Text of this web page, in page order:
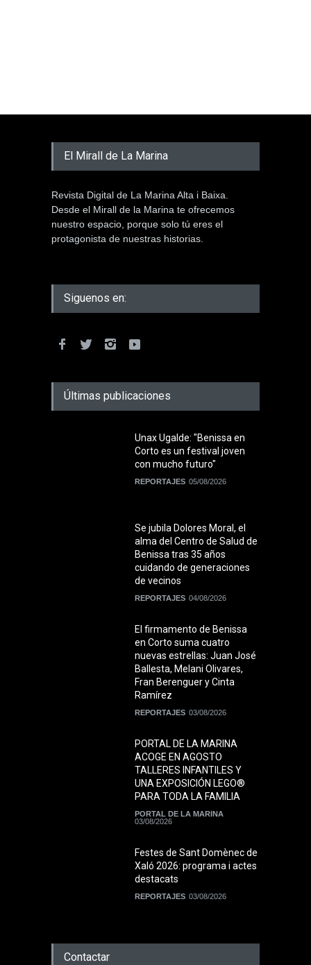
El Mirall de La Marina
Revista Digital de La Marina Alta i Baixa.
Desde el Mirall de la Marina te ofrecemos
nuestro espacio, porque solo tú eres el
protagonista de nuestras historias.
Siguenos en:
Últimas publicaciones
Unax Ugalde: "Benissa en
Corto es un festival joven
con mucho futuro"
REPORTAJES 05/08/2026
Se jubila Dolores Moral, el
alma del Centro de Salud de
Benissa tras 35 años
cuidando de generaciones
de vecinos
REPORTAJES 04/08/2026
El firmamento de Benissa
en Corto suma cuatro
nuevas estrellas: Juan José
Ballesta, Melani Olivares,
Fran Berenguer y Cinta
Ramírez
REPORTAJES 03/08/2026
PORTAL DE LA MARINA
ACOGE EN AGOSTO
TALLERES INFANTILES Y
UNA EXPOSICIÓN LEGO®
PARA TODA LA FAMILIA
PORTAL DE LA MARINA
03/08/2026
Festes de Sant Domènec de
Xaló 2026: programa i actes
destacats
REPORTAJES 03/08/2026
Contactar